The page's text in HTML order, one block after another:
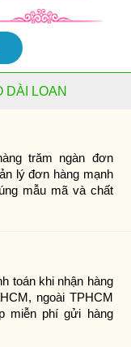
DÀI LOAN
trăm ngàn đơn
lý đơn hàng mạnh
mẫu mã và chất
toán khi nhận hàng
ngoài TPHCM
miễn phí gửi hàng